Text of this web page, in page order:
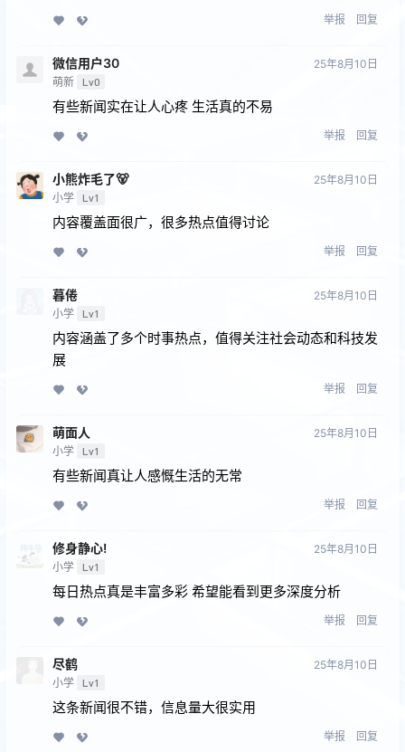
举报 回复
微信用户30
萌新 Lv0
25年8月10日
有些新闻实在让人心疼 生活真的不易
举报 回复
小熊炸毛了🐻
小学 Lv1
25年8月10日
内容覆盖面很广，很多热点值得讨论
举报 回复
暮倦
小学 Lv1
25年8月10日
内容涵盖了多个时事热点，值得关注社会动态和科技发
展
举报 回复
萌面人
小学 Lv1
25年8月10日
有些新闻真让人感慨生活的无常
举报 回复
修身静心!
小学 Lv1
25年8月10日
每日热点真是丰富多彩 希望能看到更多深度分析
举报 回复
尽鹤
小学 Lv1
25年8月10日
这条新闻很不错，信息量大很实用
举报 回复